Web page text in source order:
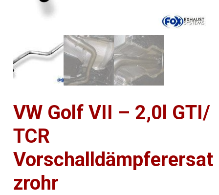
VW Golf VII – 2,0l GTI/
TCR
Vorschalldämpferersat
zrohr